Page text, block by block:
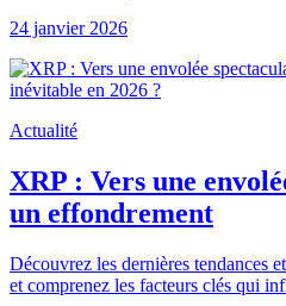
24 janvier 2026
Actualité
XRP : Vers une
un effondrement
Découvrez les dernières tendances
et comprenez les facteurs clés qui